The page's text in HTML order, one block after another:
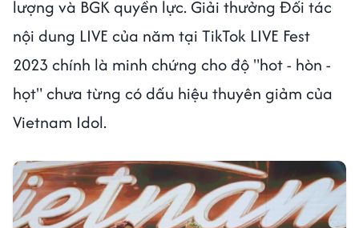
lượng và BGK quyền lực. Giải thưởng Đối tác
nội dung LIVE của năm tại TikTok LIVE Fest
2023 chính là minh chứng cho độ "hot - hòn -
họt" chưa từng có dấu hiệu thuyên giảm của
Vietnam Idol.